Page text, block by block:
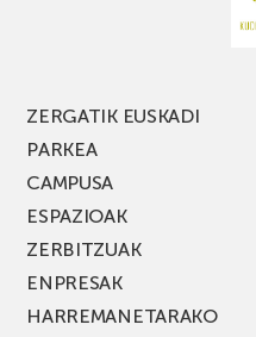
ZERGATIK EUSKADI
PARKEA
CAMPUSA
ESPAZIOAK
ZERBITZUAK
ENPRESAK
HARREMANETARAKO